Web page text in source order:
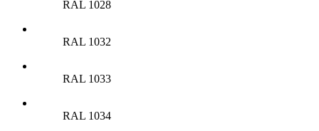
RAL 1028
RAL 1032
RAL 1033
RAL 1034